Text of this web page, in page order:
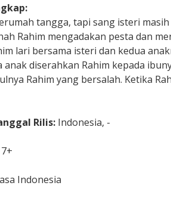
tangga, tapi sang isteri
Rahim mengadakan pesta dan
lari bersama isteri dan kedua
anak diserahkan Rahim kepada
Rahim yang bersalah. Ketika
Rilis: Indonesia, -
Indonesia